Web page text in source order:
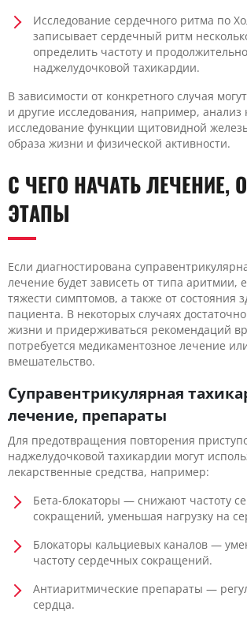
Исследование сердечного ритма по
записывает сердечный ритм
определить частоту и
наджелудочковой тахикардии.
В зависимости от конкретного случая
и другие исследования, например, анализ
исследование функции щитовидной
образа жизни и физической активности.
С ЧЕГО НАЧАТЬ ЛЕЧЕНИЕ,
ЭТАПЫ
Если диагностирована
лечение будет зависеть от типа аритмии,
тяжести симптомов, а также от состояния
пациента. В некоторых случаях
жизни и придерживаться рекомендаций
потребуется медикаментозное лечение
вмешательство.
Суправентрикулярная
лечение, препараты
Для предотвращения повторения
наджелудочковой тахикардии могут
лекарственные средства, например:
Бета-блокаторы — снижают частоту
сокращений, уменьшая нагрузку на
Блокаторы кальциевых каналов —
частоту сердечных сокращений.
Антиаритмические препараты —
сердца.